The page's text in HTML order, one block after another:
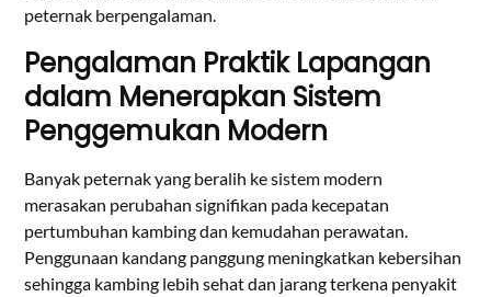
peternak berpengalaman.
Pengalaman Praktik Lapangan
dalam Menerapkan Sistem
Penggemukan Modern
Banyak peternak yang beralih ke sistem modern
merasakan perubahan signifikan pada kecepatan
pertumbuhan kambing dan kemudahan perawatan.
Penggunaan kandang panggung meningkatkan kebersihan
sehingga kambing lebih sehat dan jarang terkena penyakit